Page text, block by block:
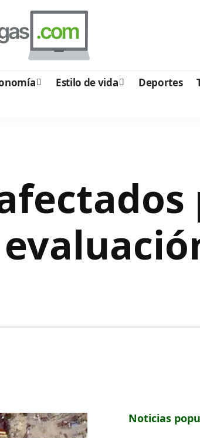
Estilo de vida Deportes
Noticias